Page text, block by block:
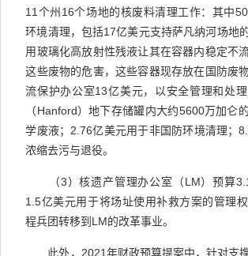
11 个州 16个场地的核废料清理工作：其中50
环境清理，包括17亿美元支持萨凡纳河场地
用玻璃化高放射性残液让其在容器内稳定不
这些废物的危害，这些容器现存放在国防废
流保护办公室13亿美元，以安全管理和处
（Hanford）地下存储罐内大约5600万加仑
学废液； 2.76亿美元用于非国防环境清理；
浓缩去污与退役。
（3）核遗产管理办公室 （LM）预算
1.5亿美元用于将场址使用补救方案的管理
程兵团转移到 LM的改革事业。
此外， 2021年财政预算提案中，针对支